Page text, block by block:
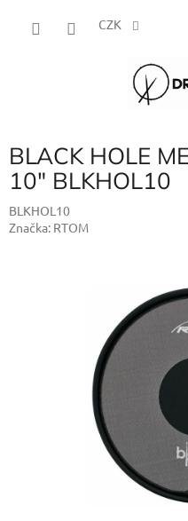
CZK
BLACK HOLE
10" BLKHOL10
BLKHOL10
Značka: RTOM